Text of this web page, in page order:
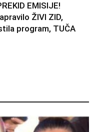
EMISIJE!
ŽIVI ZID,
program, TUČA